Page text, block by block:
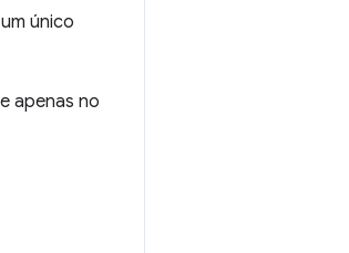
único
apenas no